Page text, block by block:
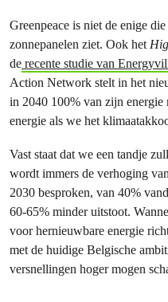
Greenpeace is niet de enige
zonnepanelen ziet. Ook het
de recente studie van
Action Network stelt in het
in 2040 100% van zijn energie
energie als we het
Vast staat dat we een tandje
wordt immers de verhoging
2030 besproken, van 40%
60-65% minder uitstoot.
voor hernieuwbare energie
met de huidige Belgische
versnellingen hoger mogen